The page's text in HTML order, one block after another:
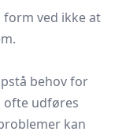
ved ikke at
behov for
ofte udføres
kan